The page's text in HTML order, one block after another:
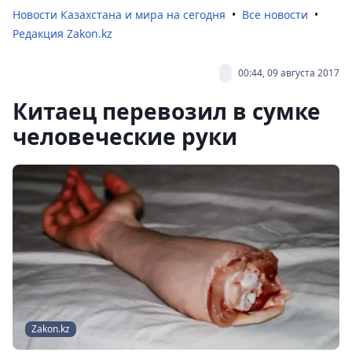
Новости Казахстана и мира на сегодня
Все новости
Редакция Zakon.kz
00:44, 09 августа 2017
Китаец перевозил в сумке
человеческие руки
Zakon.kz